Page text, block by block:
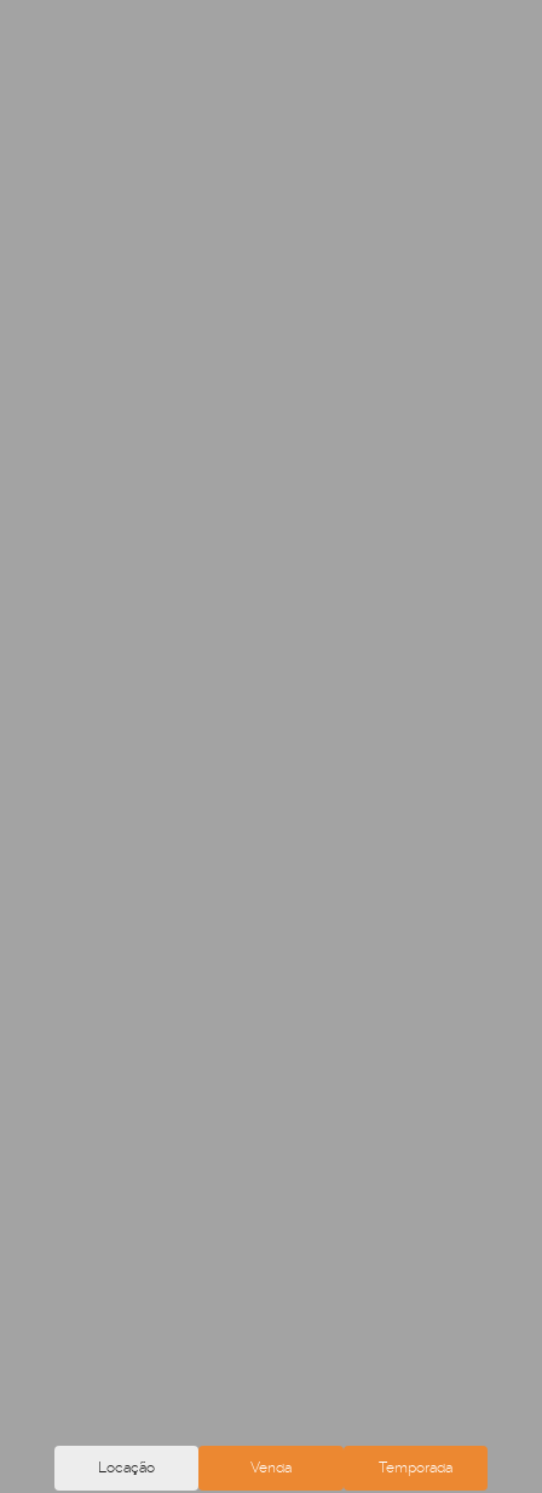
Locação Venda Temporada